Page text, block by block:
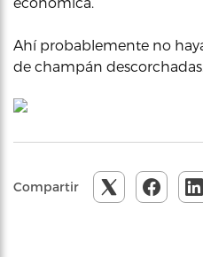
Ahí probablemente no
de champán descorchadas.
Compartir